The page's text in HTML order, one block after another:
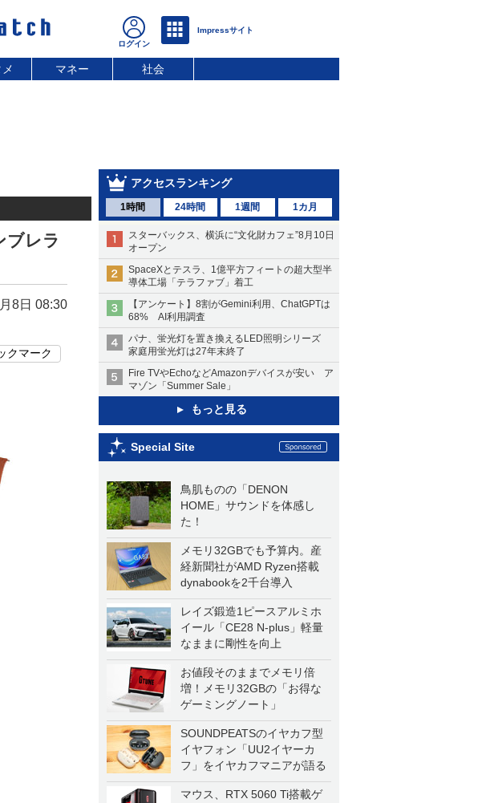
マネー 社会
アクセスランキング
1時間 24時間 1週間 1カ月
スターバックス、横浜に“文化財カフェ”8月10日
オープン
SpaceXとテスラ、1億平方フィートの超大型半
導体工場「テラファブ」着工
【アンケート】8割がGemini利用、ChatGPTは
68% AI利用調査
パナ、蛍光灯を置き換えるLED照明シリーズ
家庭用蛍光灯は27年末終了
Fire TVやEchoなどAmazonデバイスが安い ア
マゾン「Summer Sale」
もっと見る
Special Site
鳥肌ものの「DENON
HOME」サウンドを体感し
た！
メモリ32GBでも予算内。産
経新聞社がAMD Ryzen搭載
dynabookを2千台導入
レイズ鍛造1ピースアルミホ
イール「CE28 N-plus」軽量
なままに剛性を向上
お値段そのままでメモリ倍
増！メモリ32GBの「お得な
ゲーミングノート」
SOUNDPEATSのイヤカフ型
イヤフォン「UU2イヤーカ
フ」をイヤカフマニアが語る
マウス、RTX 5060 Ti搭載ゲ
ブレラ
8日 08:30
クマーク